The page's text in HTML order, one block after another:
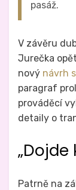
pasáž.
V závěru
Jurečka
nový návrh
paragraf
prováděcí
detaily o
„Dojde
Patrně na